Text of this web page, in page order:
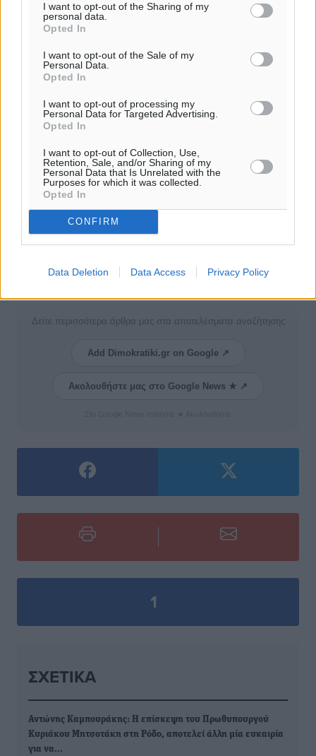
I want to opt-out of the Sharing of my
personal data.
Opted In
I want to opt-out of the Sale of my
Personal Data.
Opted In
I want to opt-out of processing my
Personal Data for Targeted Advertising.
Opted In
I want to opt-out of Collection, Use,
Retention, Sale, and/or Sharing of my
Personal Data that Is Unrelated with the
Purposes for which it was collected.
Opted In
CONFIRM
Data Deletion Data Access Privacy Policy
Δείτε περισσότερα άρθρα μας στα αποτελέσματα αναζήτησης
Add Dimokratiki.gr on Google ↗
Ακολουθήστε μας στο Google News ★ ↗
1
ΣΧΕΤΙΚΆ
Αντώνης Καμπουράκης: Η επίσκεψη του Πρωθυπουργού
Κυριάκου Μητσοτάκη στη Ρόδο, αποτελεί άλλη μία ευκαιρία
για να…